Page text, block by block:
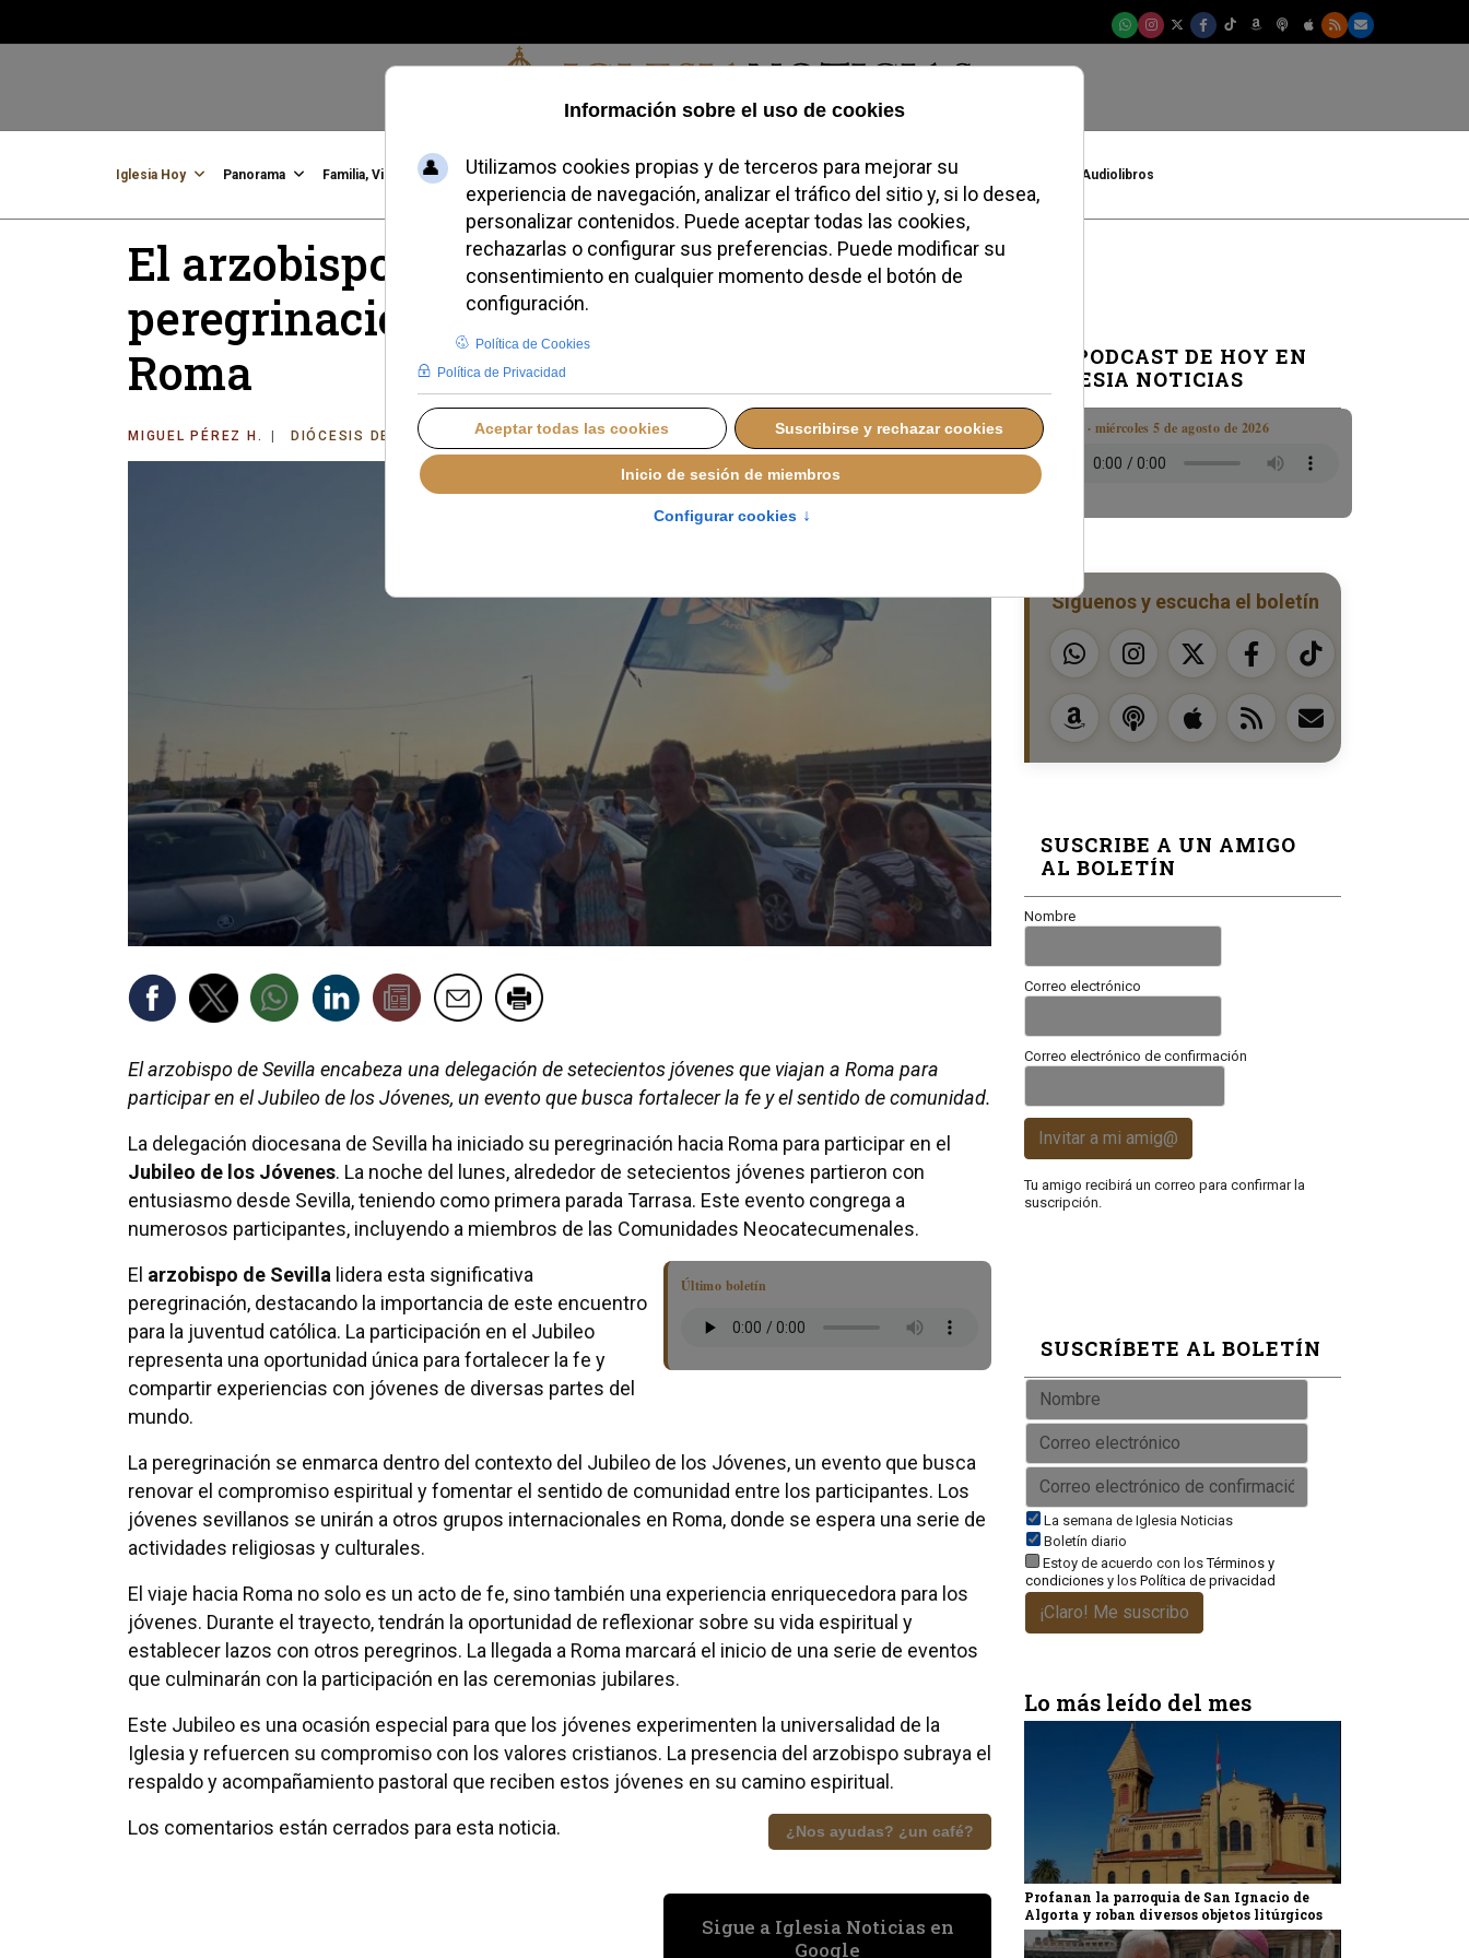
Viernes, 07 de agosto de 2026
Iglesia Hoy Panorama Familia, Vida, Identidad Credofobiómetro Blogs Temas Buscar #JovenesConFe Podcast Audiolibros
El arzobispo de Sevilla lidera una
peregrinación juvenil al Jubileo en
Roma
MIGUEL PÉREZ H. DIÓCESIS DE SEVILLA MARTES, 29 JULIO 2025 09:14
El arzobispo de Sevilla encabeza una delegación de setecientos jóvenes que viajan a Roma para
participar en el Jubileo de los Jóvenes, un evento que busca fortalecer la fe y el sentido de comunidad.
La delegación diocesana de Sevilla ha iniciado su peregrinación hacia Roma para participar en el
Jubileo de los Jóvenes. La noche del lunes, alrededor de setecientos jóvenes partieron con
entusiasmo desde Sevilla, teniendo como primera parada Tarrasa. Este evento congrega a
numerosos participantes, incluyendo a miembros de las Comunidades Neocatecumenales.
Último boletín
El arzobispo de Sevilla lidera esta significativa
peregrinación, destacando la importancia de este encuentro
para la juventud católica. La participación en el Jubileo
representa una oportunidad única para fortalecer la fe y
compartir experiencias con jóvenes de diversas partes del
mundo.
La peregrinación se enmarca dentro del contexto del Jubileo de los Jóvenes, un evento que busca
renovar el compromiso espiritual y fomentar el sentido de comunidad entre los participantes. Los
jóvenes sevillanos se unirán a otros grupos internacionales en Roma, donde se espera una serie de
actividades religiosas y culturales.
El viaje hacia Roma no solo es un acto de fe, sino también una experiencia enriquecedora para los
jóvenes. Durante el trayecto, tendrán la oportunidad de reflexionar sobre su vida espiritual y
establecer lazos con otros peregrinos. La llegada a Roma marcará el inicio de una serie de eventos
que culminarán con la participación en las ceremonias jubilares.
Este Jubileo es una ocasión especial para que los jóvenes experimenten la universalidad de la
Iglesia y refuercen su compromiso con los valores cristianos. La presencia del arzobispo subraya el
respaldo y acompañamiento pastoral que reciben estos jóvenes en su camino espiritual.
¿Nos ayudas? ¿un café?
Los comentarios están cerrados para esta noticia.
Sigue a Iglesia Noticias en
Google
EL PODCAST DE HOY EN
IGLESIA NOTICIAS
Boletín · miércoles 5 de agosto de 2026
Síguenos y escucha el boletín
SUSCRIBE A UN AMIGO
AL BOLETÍN
Nombre
Correo electrónico
Correo electrónico de confirmación
Invitar a mi amig@
Tu amigo recibirá un correo para confirmar la
suscripción.
SUSCRÍBETE AL BOLETÍN
La semana de Iglesia Noticias
Boletín diario
Estoy de acuerdo con losTérminos y
condiciones y los Política de privacidad
¡Claro! Me suscribo
Lo más leído del mes
Profanan la parroquia de San Ignacio de
Algorta y roban diversos objetos litúrgicos